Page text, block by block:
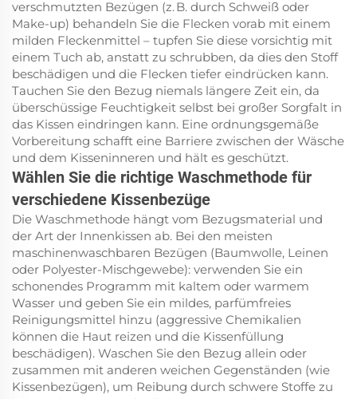
verschmutzten Bezügen (z. B. durch Schweiß oder
Make-up) behandeln Sie die Flecken vorab mit einem
milden Fleckenmittel – tupfen Sie diese vorsichtig mit
einem Tuch ab, anstatt zu schrubben, da dies den Stoff
beschädigen und die Flecken tiefer eindrücken kann.
Tauchen Sie den Bezug niemals längere Zeit ein, da
überschüssige Feuchtigkeit selbst bei großer Sorgfalt in
das Kissen eindringen kann. Eine ordnungsgemäße
Vorbereitung schafft eine Barriere zwischen der Wäsche
und dem Kisseninneren und hält es geschützt.
Wählen Sie die richtige Waschmethode für
verschiedene Kissenbezüge
Die Waschmethode hängt vom Bezugsmaterial und
der Art der Innenkissen ab. Bei den meisten
maschinenwaschbaren Bezügen (Baumwolle, Leinen
oder Polyester-Mischgewebe): verwenden Sie ein
schonendes Programm mit kaltem oder warmem
Wasser und geben Sie ein mildes, parfümfreies
Reinigungsmittel hinzu (aggressive Chemikalien
können die Haut reizen und die Kissenfüllung
beschädigen). Waschen Sie den Bezug allein oder
zusammen mit anderen weichen Gegenständen (wie
Kissenbezügen), um Reibung durch schwere Stoffe zu